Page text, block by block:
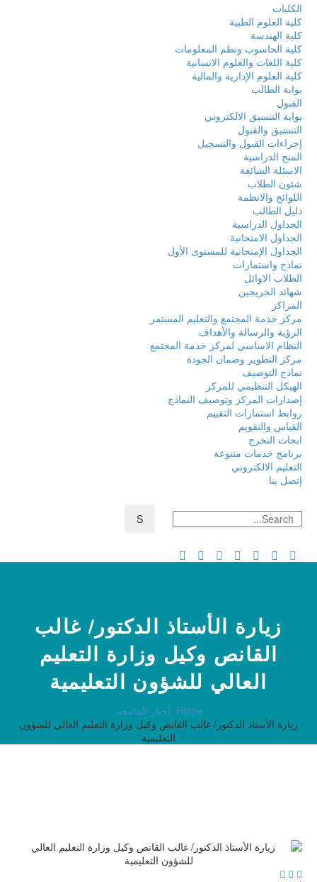
الكليات
كلية العلوم الطبية
كلية الهندسة
كلية الحاسوب ونظم المعلومات
كلية اللغات والعلوم الانسانية
كلية العلوم الإدارية والمالية
بوابة الطالب
القبول
بوابة التنسيق الالكتروني
التنسيق والقبول
إجراءات القبول والتسجيل
المنح الدراسية
الاسئلة الشائعة
شئون الطلاب
اللوائح والانظمة
دليل الطالب
الجداول الدراسية
الجداول الامتحانية
الجداول الإمتحانية للمستوى الأول
نماذج واستمارات
الطلاب الاوائل
شهائد الخريجين
المراكز
مركز خدمة المجتمع والتعليم المستمر
الرؤية والرسالة والأهداف
النظام الاساسي لمركز خدمة المجتمع
مركز التطوير وضمان الجودة
نماذج التوصيف
الهيكل التنظيمي للمركز
إصدارات المركز وتوصيف النماذج
روابط استمارات التقييم
القياس والتقويم
ابحاث التخرج
برنامج خدمات متنوعة
التعليم الالكتروني
إتصل بنا
زيارة الأستاذ الدكتور/ غالب
القانص وكيل وزارة التعليم
العالي للشؤون التعليمية
Home
أخبار الجامعة
زيارة الأستاذ الدكتور/ غالب القانص وكيل وزارة التعليم العالي للشؤون
التعليمية
  